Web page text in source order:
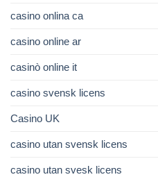
casino onlina ca
casino online ar
casinò online it
casino svensk licens
Casino UK
casino utan svensk licens
casino utan svesk licens